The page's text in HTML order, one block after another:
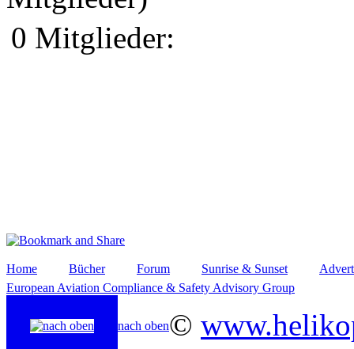
0 Mitglieder:
Home Bücher Forum Sunrise & Sunset
European Aviation Compliance & Safety Advisory Group
nach oben©